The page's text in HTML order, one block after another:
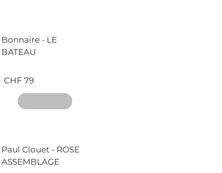
Bonnaire - LE
BATEAU
CHF 79
Paul Clouet - ROSE
ASSEMBLAGE